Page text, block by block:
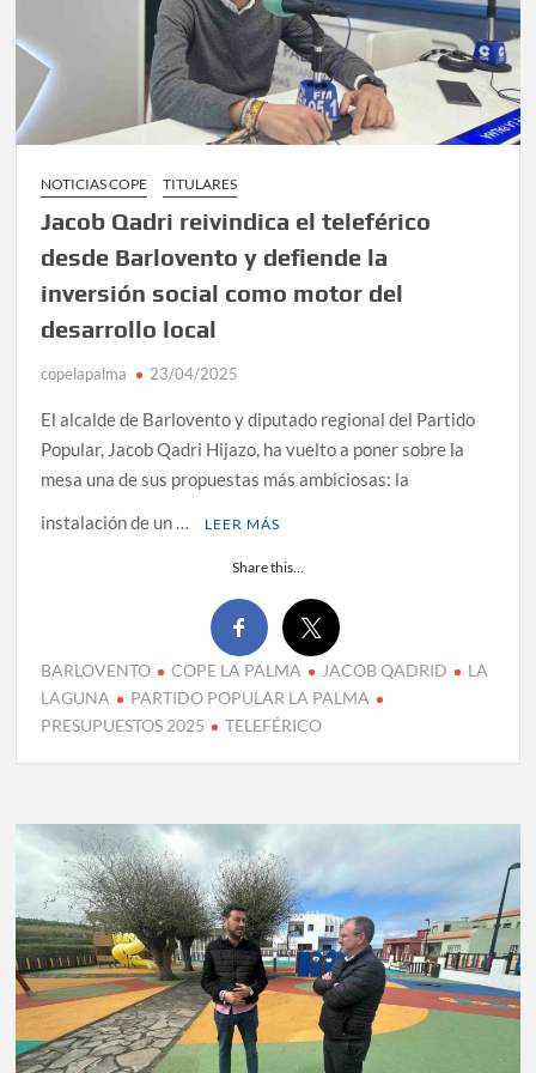
NOTICIAS COPE TITULARES
Jacob Qadri reivindica el teleférico
desde Barlovento y defiende la
inversión social como motor del
desarrollo local
copelapalma 23/04/2025
El alcalde de Barlovento y diputado regional del Partido
Popular, Jacob Qadri Hijazo, ha vuelto a poner sobre la
mesa una de sus propuestas más ambiciosas: la
instalación de un …
LEER MÁS
Share this...
BARLOVENTO COPE LA PALMA JACOB QADRID
LA
LAGUNA
PARTIDO POPULAR LA PALMA
PRESUPUESTOS 2025
TELEFÉRICO